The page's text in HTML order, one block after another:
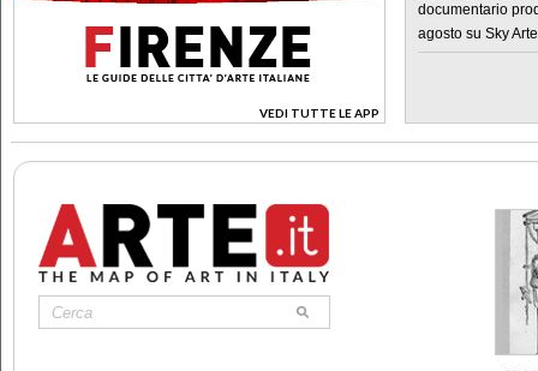
VEDI TUTTE LE APP
>
documentario
agosto su Sky Arte